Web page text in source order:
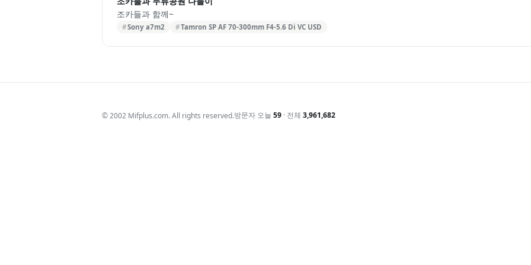
조카들과 함께~
Sony a7m2 Tamron SP AF 70-300mm F4-5.6 Di VC USD
© 2002 Mifplus.com. All rights reserved.방문자 오늘 59 · 전체 3,961,682